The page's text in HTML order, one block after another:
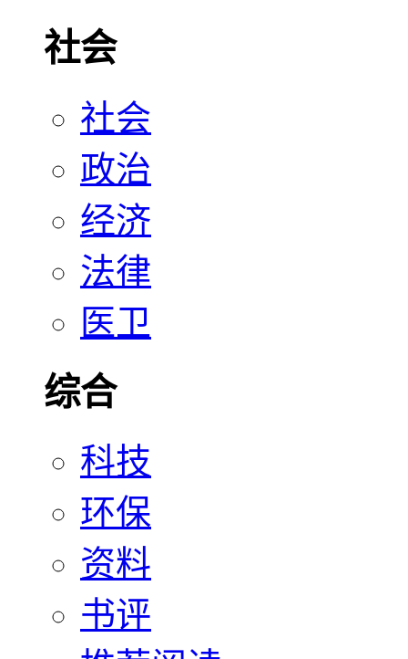
社会
社会
政治
经济
法律
医卫
综合
科技
环保
资料
书评